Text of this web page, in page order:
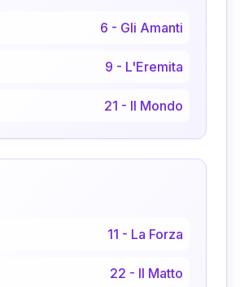
6 - Gli Amanti
9 - L'Eremita
21 - Il Mondo
11 - La Forza
22 - Il Matto